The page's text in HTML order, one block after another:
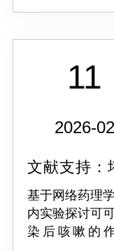
11
2026-02
文献支持：
系统 WBP
基于网络药理
内实验探讨可
染后咳嗽的